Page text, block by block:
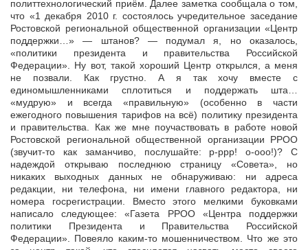
политтехнологический приём. Далее заметка сообщала о том,
что «1 декабря 2010 г. состоялось учредительное заседание
Ростовской региональной общественной организации «Центр
поддержки…» — штанов? — подумал я, но оказалось,
«политики президента и правительства Российской
Федерации». Ну вот, такой хороший Центр открылся, а меня
не позвали. Как грустно. А я так хочу вместе с
единомышленниками сплотиться и поддержать шта…
«мудрую» и всегда «правильную» (особенно в части
ежегодного повышения тарифов на всё) политику президента
и правительства. Как же мне поучаствовать в работе новой
Ростовской региональной общественной организации РРОО
(звучит-то как заманчиво, послушайте: р-ррр! о-ооо!)? С
надеждой открываю последнюю страницу «Совета», но
никаких выходных данных не обнаруживаю: ни адреса
редакции, ни телефона, ни имени главного редактора, ни
номера госрегистрации. Вместо этого мелкими буковками
написало следующее: «Газета РРОО «Центра поддержки
политики Президента и Правительства Российской
Федерации». Повеяло каким-то мошенничеством. Что же это